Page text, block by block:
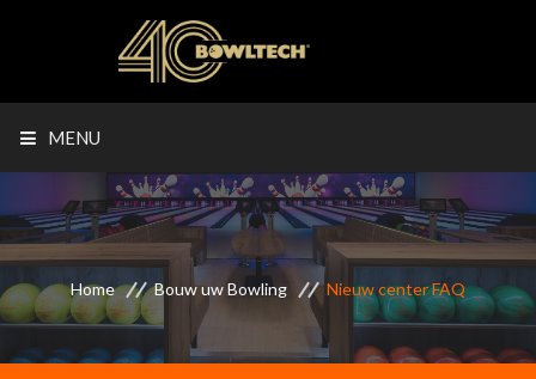
MENU
Home Bouw uw Bowling Nieuw center FAQ